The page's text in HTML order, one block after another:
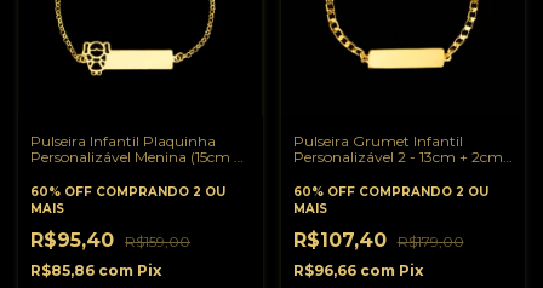
Pulseira Infantil Plaquinha
Personalizável Menina (15cm +
Ouro 18K
60% OFF COMPRANDO 2 OU
MAIS
R$95,40 R$159,00
R$85,86 com Pix
Pulseira Grumet Infantil
Personalizável 2 - 13cm + 2cm -
60% OFF COMPRANDO 2 OU
MAIS
R$107,40 R$179,00
R$96,66 com Pix